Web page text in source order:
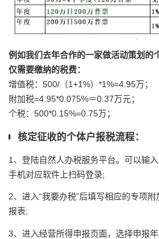
例如我们去年合作的一家做活动策划的
仅需要缴纳的税费：
增值税：500/（1+1%）*1%=4.95万；
附加税=4.95*0.075%＝0.37万元；
个税：500*0.15%=0.75万；
核定征收的个体户报税流程：
1、登陆自然人办税服务平台。可以输
手机对应软件上扫码登录;
2、进入“我要办税”后填写相应的专项
报表;
3、进入经营所得申报页面，选择申报